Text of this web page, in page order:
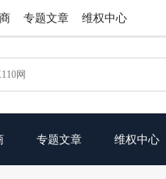
专题文章 维权中心
专题文章 维权中心